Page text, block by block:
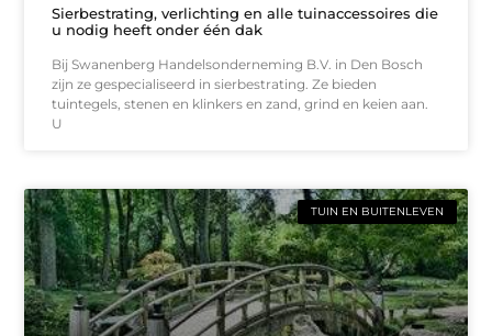
Sierbestrating, verlichting en alle tuinaccessoires die
u nodig heeft onder één dak
Bij Swanenberg Handelsonderneming B.V. in Den Bosch
zijn ze gespecialiseerd in sierbestrating. Ze bieden
tuintegels, stenen en klinkers en zand, grind en keien aan.
U
TUIN EN BUITENLEVEN